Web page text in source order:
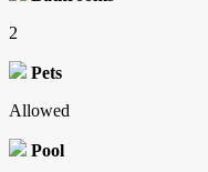
2
Pets
Allowed
Pool